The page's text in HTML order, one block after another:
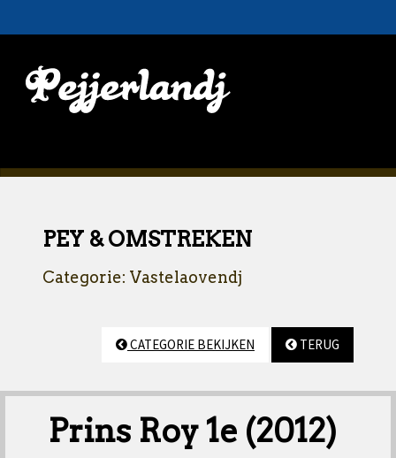
PEY & OMSTREKEN
Categorie: Vastelaovendj
CATEGORIE BEKIJKEN TERUG
Prins Roy 1e (2012)